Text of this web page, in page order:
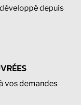
depuis
vos demandes